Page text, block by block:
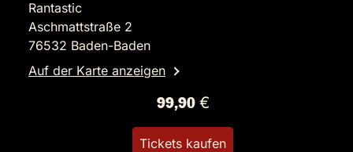
Rantastic
Aschmattstraße 2
76532 Baden-Baden
Auf der Karte anzeigen
99,90 €
Tickets kaufen